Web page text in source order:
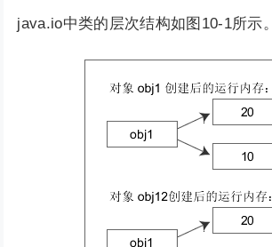
java.io中类的层次结构如图10-1所示。